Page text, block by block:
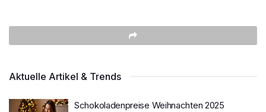
Aktuelle Artikel & Trends
Schokoladenpreise Weihnachten 2025